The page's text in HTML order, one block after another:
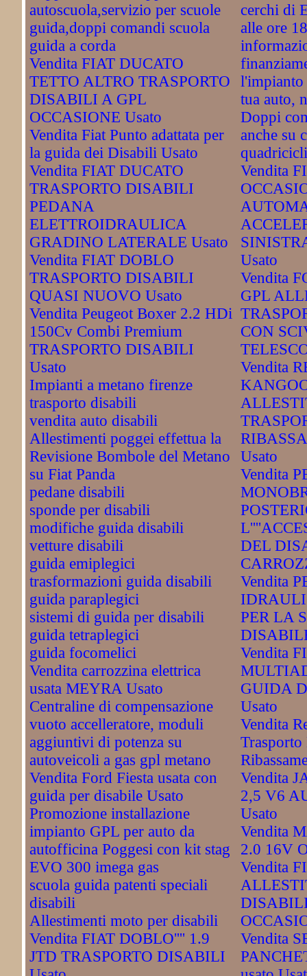
autoscuola,servizio per scuole
guida,doppi comandi scuola
guida a corda
Vendita FIAT DUCATO
TETTO ALTRO TRASPORTO
DISABILI A GPL
OCCASIONE Usato
Vendita Fiat Punto adattata per
la guida dei Disabili Usato
Vendita FIAT DUCATO
TRASPORTO DISABILI
PEDANA
ELETTROIDRAULICA
GRADINO LATERALE Usato
Vendita FIAT DOBLO
TRASPORTO DISABILI
QUASI NUOVO Usato
Vendita Peugeot Boxer 2.2 HDi
150Cv Combi Premium
TRASPORTO DISABILI
Usato
Impianti a metano firenze
trasporto disabili
vendita auto disabili
Allestimenti poggei effettua la
Revisione Bombole del Metano
su Fiat Panda
pedane disabili
sponde per disabili
modifiche guida disabili
vetture disabili
guida emiplegici
trasformazioni guida disabili
guida paraplegici
sistemi di guida per disabili
guida tetraplegici
guida focomelici
Vendita carrozzina elettrica
usata MEYRA Usato
Centraline di compensazione
vuoto accelleratore, moduli
aggiuntivi di potenza su
autoveicoli a gas gpl metano
Vendita Ford Fiesta usata con
guida per disabile Usato
Promozione installazione
impianto GPL per auto da
autofficina Poggesi con kit stag
EVO 300 imega gas
scuola guida patenti speciali
disabili
Allestimenti moto per disabili
Vendita FIAT DOBLO'''' 1.9
JTD TRASPORTO DISABILI
cerchi di
alle ore
l'impianto
tua auto,
Doppi
anche su
Vendita
Usato
Vendita
GPL
CON
Vendita
Usato
Vendita
DEL
Vendita
PER LA
Vendita
GUIDA
Usato
Vendita
Vendita
2,5 V6
Usato
Vendita
2.0 16V
Vendita
Vendita